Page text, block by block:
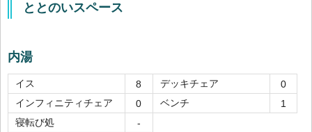
ととのいスペース
内湯
イス 8 デッキチェア
0
インフィニティチェア
0 ベンチ
1
寝転び処
-